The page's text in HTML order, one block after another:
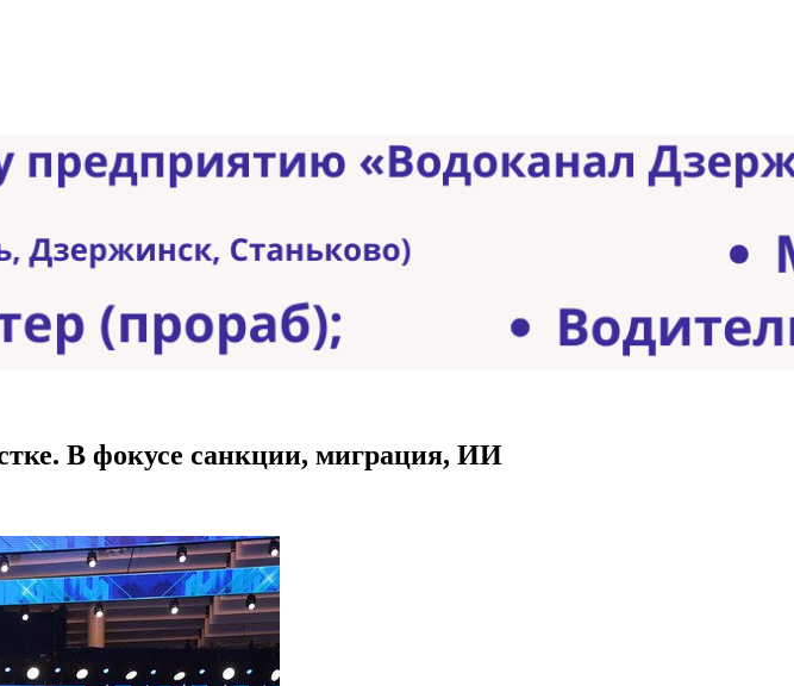
В фокусе санкции, миграция, ИИ